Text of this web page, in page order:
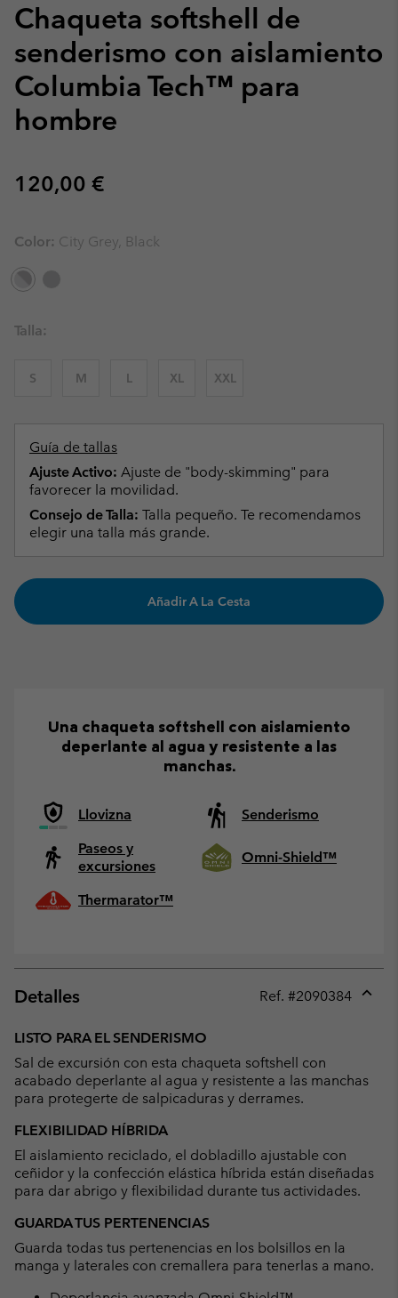
Chaqueta softshell de
senderismo con aislamiento
Columbia Tech™ para
hombre
Regular price:
120,00 €
Color: City Grey, Black
Talla:
S M L XL XXL
Guía de tallas
Ajuste Activo: Ajuste de "body-skimming" para
favorecer la movilidad.
Consejo de Talla: Talla pequeño. Te recomendamos
elegir una talla más grande.
Añadir A La Cesta
Una chaqueta softshell con aislamiento
deperlante al agua y resistente a las
manchas.
Llovizna
Senderismo
Paseos y
excursiones
Omni-Shield™
Thermarator™
Detalles Ref. #2090384
LISTO PARA EL SENDERISMO
Sal de excursión con esta chaqueta softshell con
acabado deperlante al agua y resistente a las manchas
para protegerte de salpicaduras y derrames.
FLEXIBILIDAD HÍBRIDA
El aislamiento reciclado, el dobladillo ajustable con
ceñidor y la confección elástica híbrida están diseñadas
para dar abrigo y flexibilidad durante tus actividades.
GUARDA TUS PERTENENCIAS
Guarda todas tus pertenencias en los bolsillos en la
manga y laterales con cremallera para tenerlas a mano.